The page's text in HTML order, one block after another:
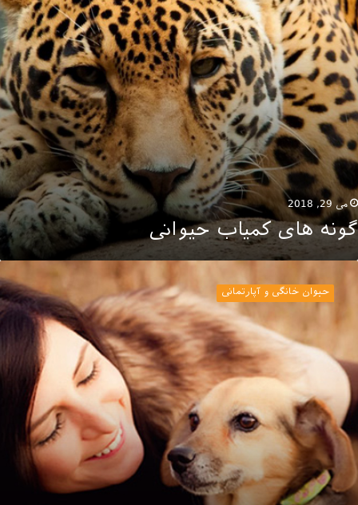
می 29, 2018
گونه های کمیاب حیوانی
حیوانات
انسان
حیوان خانگی و آپارتمانی